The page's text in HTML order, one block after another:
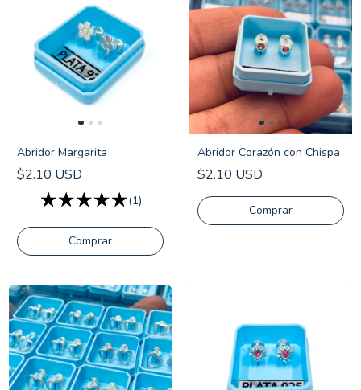
Abridor Margarita
$2.10 USD
(1)
Abridor Corazón con Chispa
$2.10 USD
Comprar